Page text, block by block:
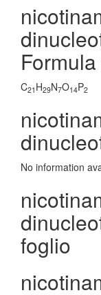
C21 H29N7O14P2
No information
foglio